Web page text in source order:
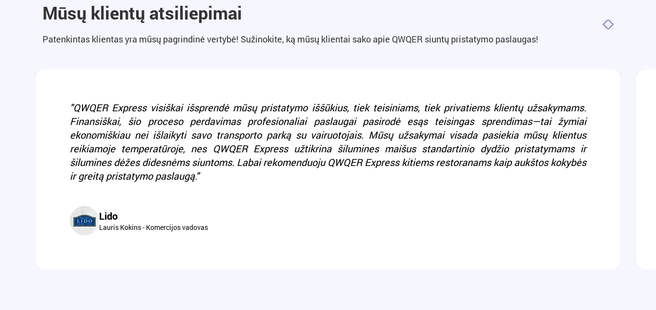
Mūsų klientų atsiliepimai
Patenkintas klientas yra mūsų pagrindinė vertybė! Sužinokite, ką mūsų klientai sako apie QWQER siuntų pristatymo paslaugas!
"QWQER Express visiškai išsprendė mūsų pristatymo iššūkius, tiek teisiniams, tiek privatiems klientų užsakymams.
Finansiškai, šio proceso perdavimas profesionaliai paslaugai pasirodė esąs teisingas sprendimas—tai žymiai
ekonomiškiau nei išlaikyti savo transporto parką su vairuotojais. Mūsų užsakymai visada pasiekia mūsų klientus
reikiamoje temperatūroje, nes QWQER Express užtikrina šilumines maišus standartinio dydžio pristatymams ir
šilumines dėžes didesnėms siuntoms. Labai rekomenduoju QWQER Express kitiems restoranams kaip aukštos kokybės
ir greitą pristatymo paslaugą."
Lido
Lauris Kokins - Komercijos vadovas